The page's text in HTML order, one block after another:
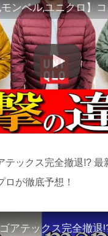
テックス完全撤退!?
ロが徹底予想！